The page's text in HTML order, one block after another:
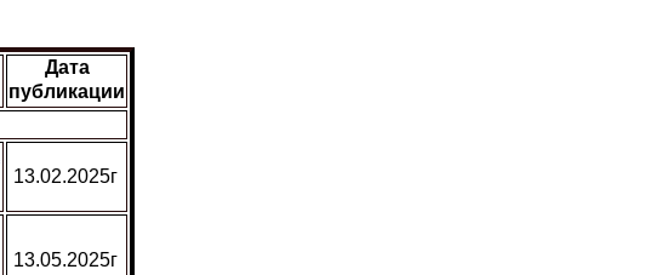
Дата
публикации
13.02.2025г
13.05.2025г